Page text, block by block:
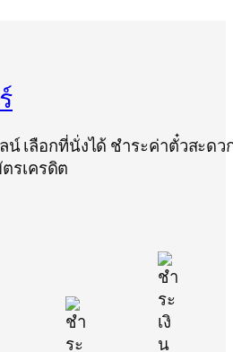
น์ เลือกที่นั่งได้ ชำระค่าตั๋วสะดว
รเครดิต